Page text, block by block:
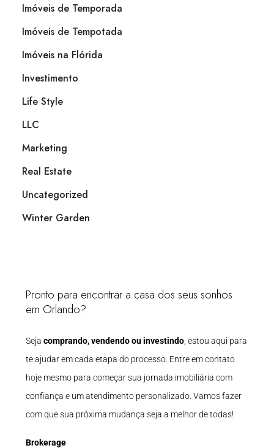
Imóveis de Temporada
Imóveis de Tempotada
Imóveis na Flórida
Investimento
Life Style
LLC
Marketing
Real Estate
Uncategorized
Winter Garden
Pronto para encontrar a casa dos seus sonhos
em Orlando?
Seja comprando, vendendo ou investindo , estou aqui para
te ajudar em cada etapa do processo. Entre em contato
hoje mesmo para começar sua jornada imobiliária com
confiança e um atendimento personalizado. Vamos fazer
com que sua próxima mudança seja a melhor de todas!
Brokerage